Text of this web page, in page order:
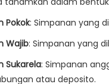
Pokok: Simpanan yang
Wajib: Simpanan yang
Sukarela: Simpanan
atau deposito.